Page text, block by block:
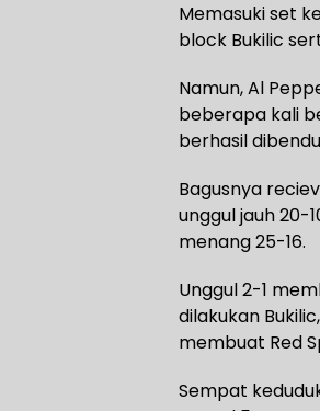
Memasuki set
block Bukilic
Namun, Al
beberapa kali
berhasil
Bagusnya
unggul jauh 20-
menang 25-16.
Unggul 2-1
dilakukan
membuat Red
Sempat